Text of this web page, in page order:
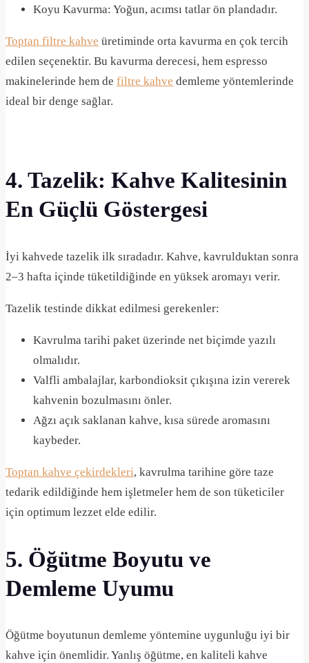
Koyu Kavurma: Yoğun, acımsı tatlar ön plandadır.
Toptan filtre kahve üretiminde orta kavurma en çok tercih
edilen seçenektir. Bu kavurma derecesi, hem espresso
makinelerinde hem de filtre kahve demleme yöntemlerinde
ideal bir denge sağlar.
4. Tazelik: Kahve Kalitesinin
En Güçlü Göstergesi
İyi kahvede tazelik ilk sıradadır. Kahve, kavrulduktan sonra
2–3 hafta içinde tüketildiğinde en yüksek aromayı verir.
Tazelik testinde dikkat edilmesi gerekenler:
Kavrulma tarihi paket üzerinde net biçimde yazılı
olmalıdır.
Valfli ambalajlar, karbondioksit çıkışına izin vererek
kahvenin bozulmasını önler.
Ağzı açık saklanan kahve, kısa sürede aromasını
kaybeder.
Toptan kahve çekirdekleri, kavrulma tarihine göre taze
tedarik edildiğinde hem işletmeler hem de son tüketiciler
için optimum lezzet elde edilir.
5. Öğütme Boyutu ve
Demleme Uyumu
Öğütme boyutunun demleme yöntemine uygunluğu iyi bir
kahve için önemlidir. Yanlış öğütme, en kaliteli kahve